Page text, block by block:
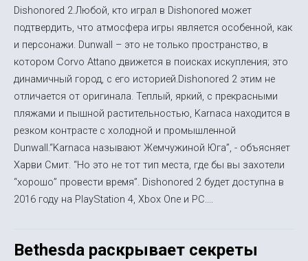
Dishonored 2.Любой, кто играл в Dishonored может
подтвердить, что атмосфера игры является особенной, как
и персонажи. Dunwall – это не только пространство, в
котором Corvo Attano движется в поисках искупления; это
динамичный город, с его историей.Dishonored 2 этим не
отличается от оригинала. Теплый, яркий, с прекрасными
пляжами и пышной растительностью, Karnaca находится в
резком контрасте с холодной и промышленной
Dunwall.“Karnaca называют Жемчужиной Юга”, - объясняет
Харви Смит. “Но это не тот тип места, где бы вы захотели
“хорошо” провести время”. Dishonored 2 будет доступна в
2016 году на PlayStation 4, Xbox One и PC....
Bethesda раскрывает секреты